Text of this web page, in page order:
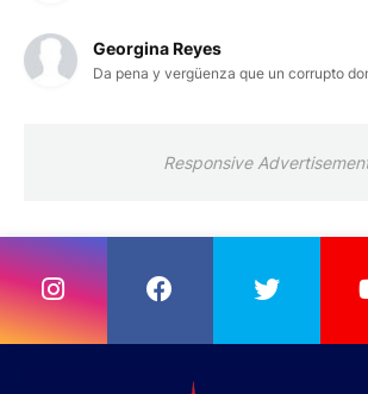
Georgina Reyes
Da pena y vergüenza que un corrupto
Responsive